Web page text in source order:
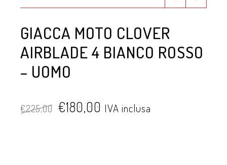
GIACCA MOTO CLOVER
AIRBLADE 4 BIANCO ROSSO
– UOMO
€225,00 €180,00 IVA inclusa